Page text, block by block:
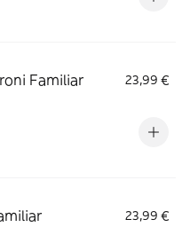
Familiar
23,99 €
23,99 €